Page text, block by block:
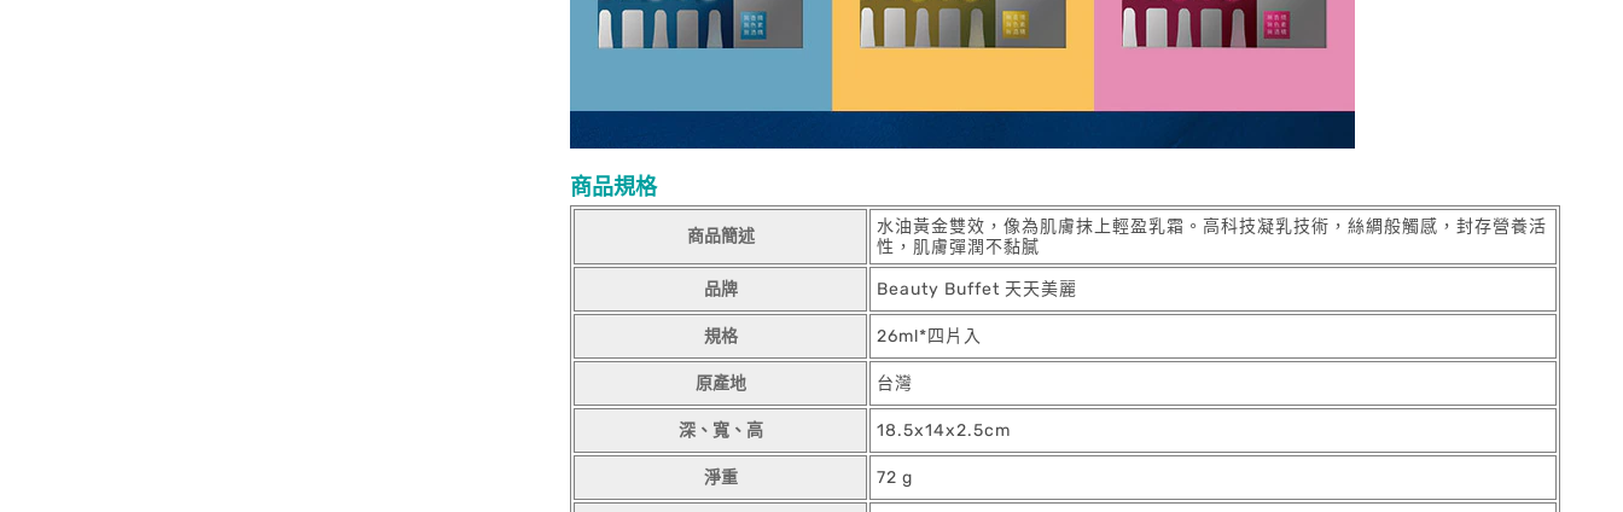
商品規格
商品簡述
水油黃金雙效，像為肌膚抹上輕盈乳霜。高科技凝乳技術，絲綢般觸感，封存營養活
性，肌膚彈潤不黏膩
品牌 Beauty Buffet 天天美麗
規格 26ml*四片入
原產地 台灣
深、寬、高 18.5x14x2.5cm
淨重 72 g